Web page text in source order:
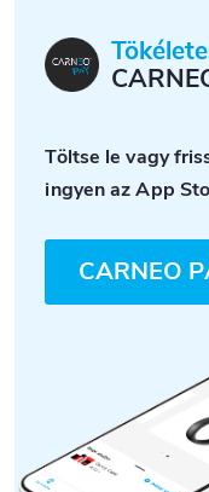
Töltse le vagy
ingyen az App
CARNEO